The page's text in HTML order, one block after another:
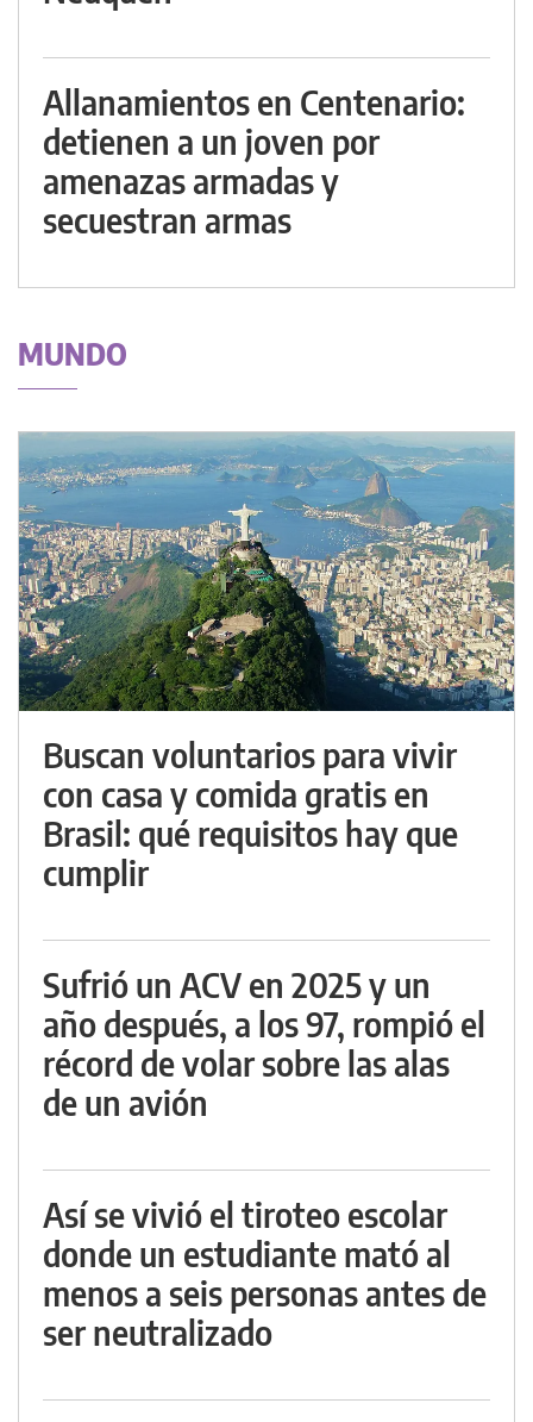
Allanamientos en Centenario:
detienen a un joven por
amenazas armadas y
secuestran armas
MUNDO
Buscan voluntarios para vivir
con casa y comida gratis en
Brasil: qué requisitos hay que
cumplir
Sufrió un ACV en 2025 y un
año después, a los 97, rompió el
récord de volar sobre las alas
de un avión
Así se vivió el tiroteo escolar
donde un estudiante mató al
menos a seis personas antes de
ser neutralizado